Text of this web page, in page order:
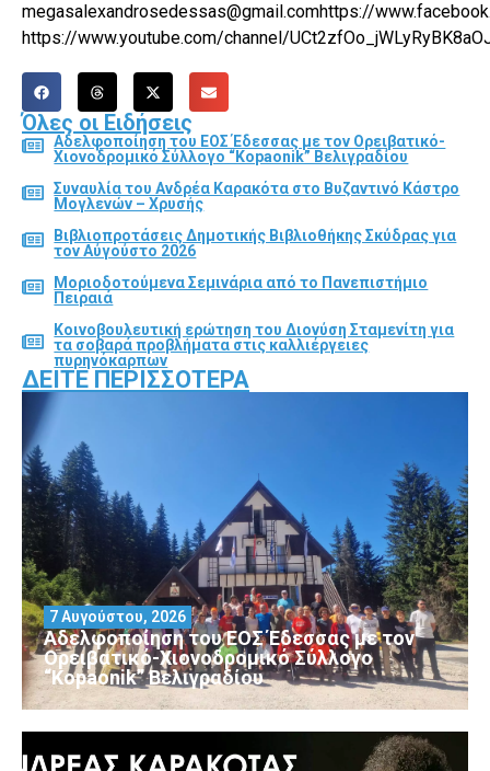
megasalexandrosedessas@gmail.comhttps://
https://www.youtube.com/channel/
Όλες οι Ειδήσεις
Αδελφοποίηση του ΕΟΣ Έδεσσας με τον Ορειβατικό-
Χιονοδρομικό Σύλλογο “Kopaonik” Βελιγραδίου
Συναυλία του Ανδρέα Καρακότα στο Βυζαντινό Κάστρο
Μογλενών – Χρυσής
Βιβλιοπροτάσεις Δημοτικής Βιβλιοθήκης Σκύδρας για
τον Αύγούστο 2026
Μοριοδοτούμενα Σεμινάρια από το Πανεπιστήμιο
Πειραιά
Κοινοβουλευτική ερώτηση του Διονύση Σταμενίτη για
τα σοβαρά προβλήματα στις καλλιέργειες
πυρηνόκαρπων
ΔΕΊΤΕ ΠΕΡΙΣΣΌΤΕΡΑ
Αδελφοποίηση του ΕΟΣ Έδεσσας με τον
Ορειβατικό-Χιονοδρομικό Σύλλογο
“Kopaonik” Βελιγραδίου
7 Αυγούστου, 2026